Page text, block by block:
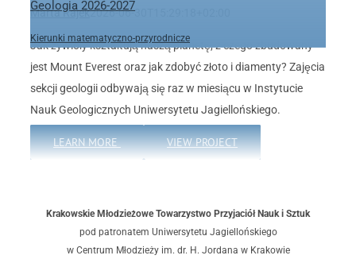
Geologia 2026-2027
Kierunki matematyczno-przyrodnicze
Marta Rajek2026-06-30T15:29:18+02:00
Jak żywioły kształtują naszą planetę, z czego zbudowany
jest Mount Everest oraz jak zdobyć złoto i diamenty? Zajęcia
sekcji geologii odbywają się raz w miesiącu w Instytucie
Nauk Geologicznych Uniwersytetu Jagiellońskiego.
LEARN MORE VIEW PROJECT
Krakowskie Młodzieżowe Towarzystwo Przyjaciół Nauk i Sztuk
pod patronatem Uniwersytetu Jagiellońskiego
w Centrum Młodzieży im. dr. H. Jordana w Krakowie